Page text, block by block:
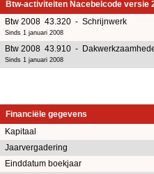
Btw-activiteiten Nacebelcode versie
Btw 2008 43.320 - Schrijnwerk
Sinds 1 januari 2008
Btw 2008 43.910 -
Sinds 1 januari 2008
Financiële gegevens
Kapitaal
Jaarvergadering
Einddatum boekjaar